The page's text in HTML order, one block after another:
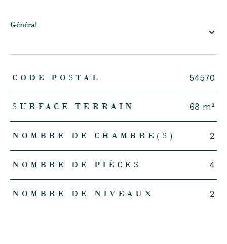
général
TRAD_ZEPHYR_Caracteristique TRAD_ZEPHYR_Valeurs
CODE POSTAL 54570
SURFACE TERRAIN 68 m²
NOMBRE DE CHAMBRE(S) 2
NOMBRE DE PIÈCES 4
NOMBRE DE NIVEAUX 2